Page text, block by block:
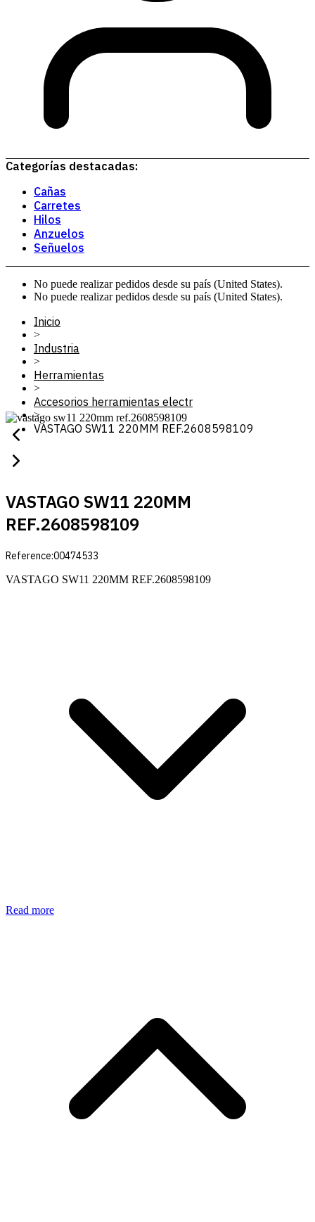
Categorías destacadas:
Cañas
Carretes
Hilos
Anzuelos
Señuelos
No puede realizar pedidos desde su país (United States).
No puede realizar pedidos desde su país (United States).
Inicio
>
Industria
>
Herramientas
>
Accesorios herramientas electr
>
VASTAGO SW11 220MM REF.2608598109
VASTAGO SW11 220MM
REF.2608598109
Reference:00474533
VASTAGO SW11 220MM REF.2608598109
Read more